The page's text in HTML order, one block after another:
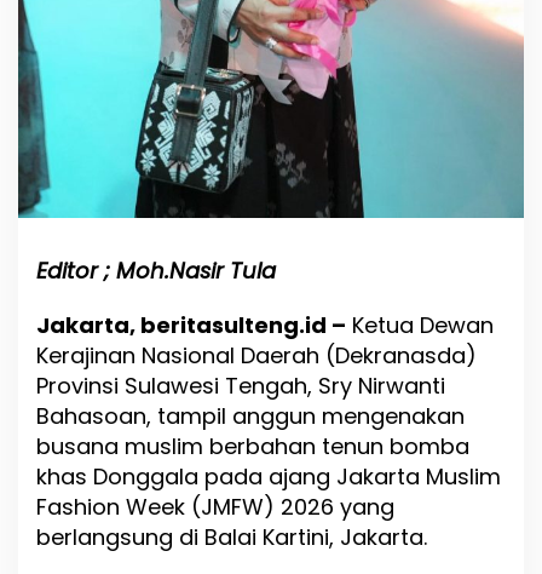
o
m
b
a
d
J
a
a
u
s
l
m
F
a
s
h
i
Editor ; Moh.Nasir Tula
Jakarta, beritasulteng.id – Ketua Dewan
Kerajinan Nasional Daerah (Dekranasda)
Provinsi Sulawesi Tengah, Sry Nirwanti
Bahasoan, tampil anggun mengenakan
busana muslim berbahan tenun bomba
khas Donggala pada ajang Jakarta Muslim
Fashion Week (JMFW) 2026 yang
berlangsung di Balai Kartini, Jakarta.